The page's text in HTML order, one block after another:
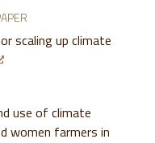
scaling up climate
use of climate
women farmers in